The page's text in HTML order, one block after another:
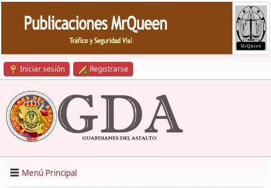
Iniciar sesión Registrarse
Menú Principal